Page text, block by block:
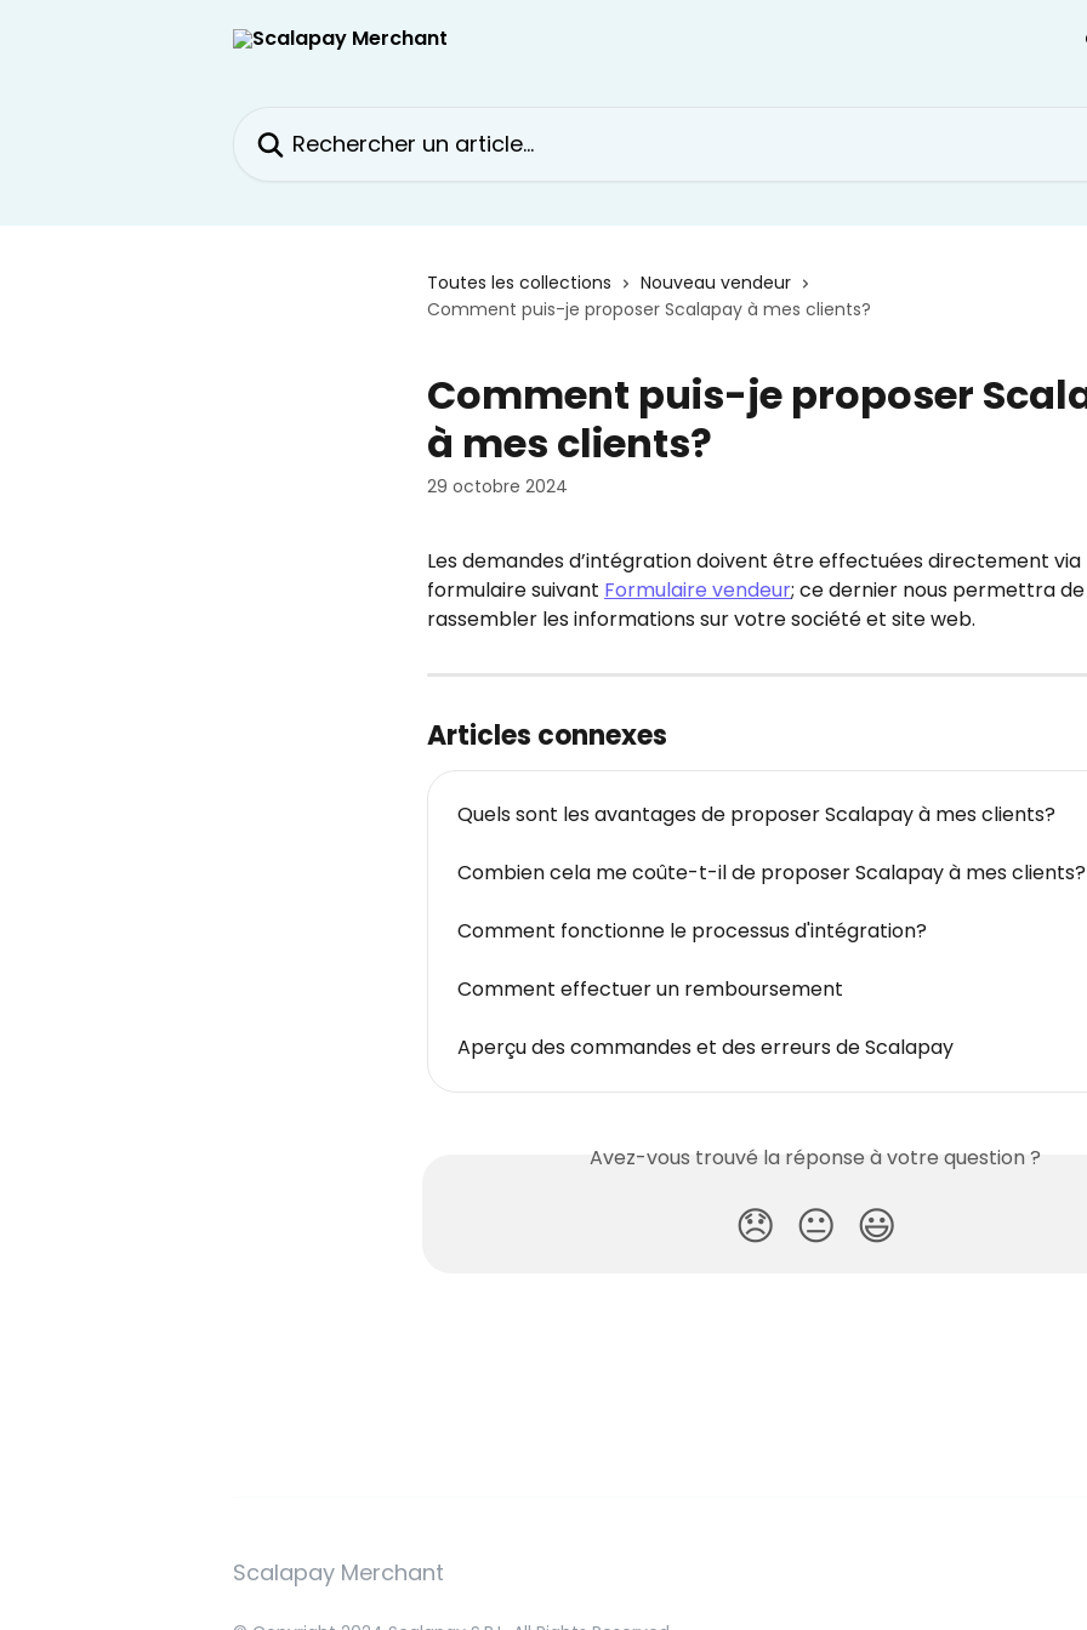
Toutes les collections
Nouveau vendeur
Comment puis-je proposer Scalapay à mes clients?
Comment puis-je proposer
à mes clients?
29 octobre 2024
Les demandes d’intégration doivent être effectuées directement
formulaire suivant Formulaire vendeur; ce dernier nous permettra
rassembler les informations sur votre société et site web.
Articles connexes
Quels sont les avantages de proposer Scalapay à mes clients?
Combien cela me coûte-t-il de proposer Scalapay à mes clients?
Comment fonctionne le processus d'intégration?
Comment effectuer un remboursement
Aperçu des commandes et des erreurs de Scalapay
Avez-vous trouvé la réponse à votre question ?
😞 😐 😃
Scalapay Merchant